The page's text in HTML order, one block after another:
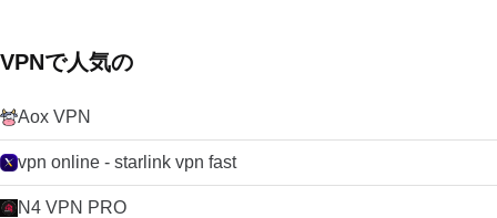
VPNで人気の
Aox VPN
vpn online - starlink vpn fast
N4 VPN PRO